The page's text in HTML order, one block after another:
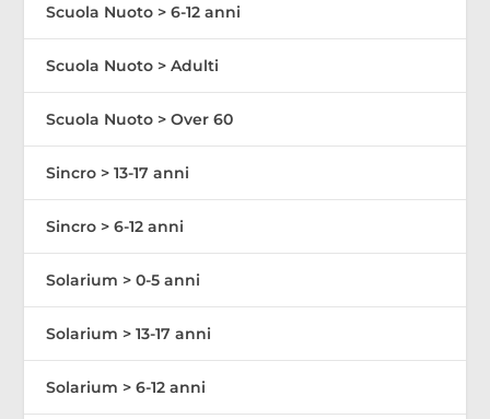
Scuola Nuoto > 6-12 anni
Scuola Nuoto > Adulti
Scuola Nuoto > Over 60
Sincro > 13-17 anni
Sincro > 6-12 anni
Solarium > 0-5 anni
Solarium > 13-17 anni
Solarium > 6-12 anni